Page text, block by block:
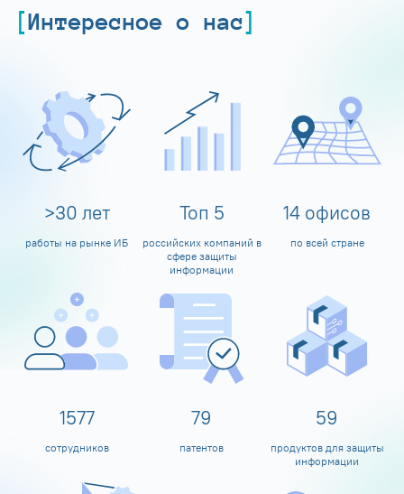
Интересное о нас
>30 лет
работы на рынке ИБ
Топ 5
российских компаний в
сфере защиты
информации
14 офисов
по всей стране
1600
сотрудников
80
патентов
60
продуктов для защиты
информации